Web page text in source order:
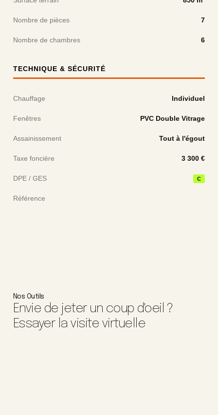
Nombre de pièces 7
Nombre de chambres 6
TECHNIQUE & SÉCURITÉ
Chauffage Individuel
Fenêtres PVC Double Vitrage
Assainissement Tout à l'égout
Taxe foncière 3 300 €
DPE / GES C
Référence
Nos Outils
Envie de jeter un coup d'oeil ?
Essayer la visite virtuelle